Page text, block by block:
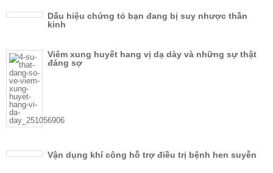
Dấu hiệu chứng tỏ bạn đang bị suy nhược thần
kinh
Viêm xung huyết hang vị dạ dày và những sự thật
đáng sợ
Vận dụng khí công hỗ trợ điều trị bệnh hen suyễn